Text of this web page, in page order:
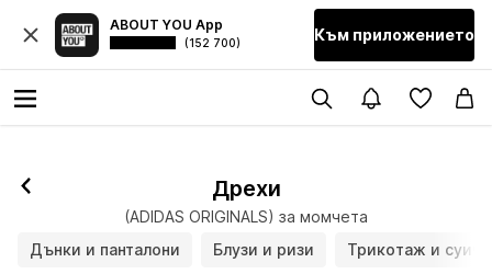
ABOUT YOU App
(152 700) Към приложението
Дрехи
(ADIDAS ORIGINALS) за момчета
Дънки и панталони
Блузи и ризи Трикотаж и